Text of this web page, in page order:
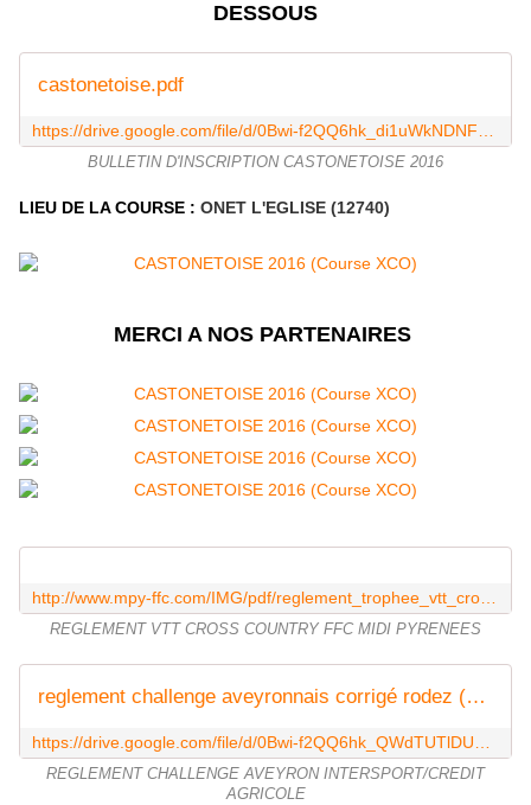
DESSOUS
castonetoise.pdf
BULLETIN D'INSCRIPTION CASTONETOISE 2016
LIEU DE LA COURSE : ONET L'EGLISE (12740)
MERCI A NOS PARTENAIRES
REGLEMENT VTT CROSS COUNTRY FFC MIDI PYRENEES
reglement challenge aveyronnais corrigé rodez (2) (3).pdf
REGLEMENT CHALLENGE AVEYRON INTERSPORT/CREDIT
AGRICOLE